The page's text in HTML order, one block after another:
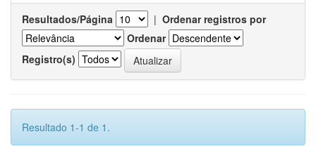
Resultados/Página | Ordenar registros por
Ordenar
Registro(s)
Resultado 1-1 de 1.